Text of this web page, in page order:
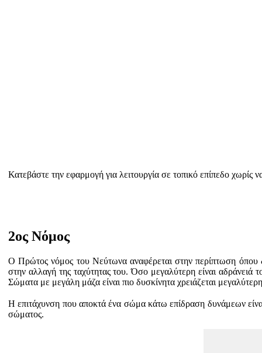
Κατεβάστε την εφαρμογή για λειτουργία σε τοπικό επίπεδο χωρίς
2ος Νόμος
Ο Πρώτος νόμος του Νεύτωνα αναφέρεται στην περίπτωση όπου
στην αλλαγή της ταχύτητας του. Όσο μεγαλύτερη είναι αδράνειά
Σώματα με μεγάλη μάζα είναι πιο δυσκίνητα χρειάζεται
Η επιτάχυνση που αποκτά ένα σώμα κάτω επίδραση δυνάμεων
σώματος.